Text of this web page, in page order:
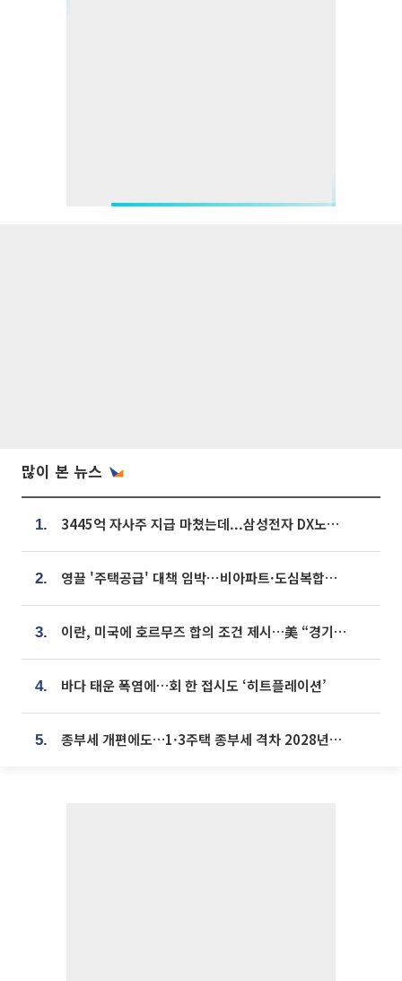
많이 본 뉴스
1. 3445억 자사주 지급 마쳤는데...삼성전자 DX노조, 뒤늦은 '떼쓰기 집회'
2. 영끌 '주택공급' 대책 임박⋯비아파트·도심복합까지 총동원
3. 이란, 미국에 호르무즈 합의 조건 제시…美 “경기 아직 안 끝나” [종합]
4. 바다 태운 폭염에…회 한 접시도 ‘히트플레이션’
5. 종부세 개편에도…1·3주택 종부세 격차 2028년부터 확대